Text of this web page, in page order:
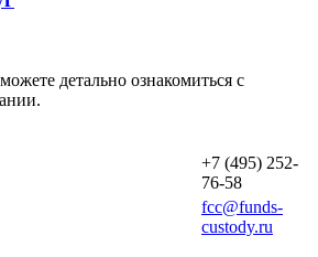
детально ознакомиться с
+7 (495) 252-
76-58
fcc@funds-
custody.ru